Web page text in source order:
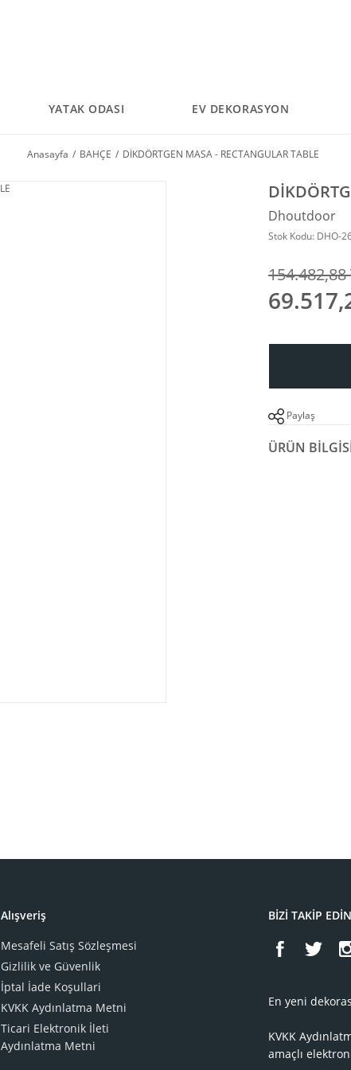
YATAK ODASI EV DEKORASYON
Anasayfa BAHÇE DİKDÖRTGEN MASA - RECTANGULAR TABLE
Dhoutdoor
Stok Kodu: DHO-
154.482,88
Paylaş
ÜRÜN
Alışveriş
Mesafeli Satış Sözleşmesi
Gizlilik ve Güvenlik
İptal İade Koşullari
KVKK Aydınlatma Metni
Ticari Elektronik İleti
Aydınlatma Metni
BİZİ TAKİP EDİN
En yeni
KVKK
amaçlı